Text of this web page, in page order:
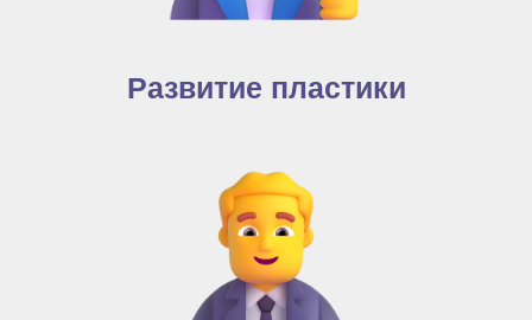
Развитие пластики